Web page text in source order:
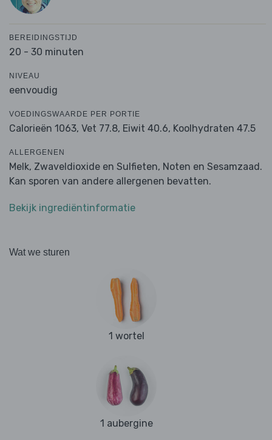
BEREIDINGSTIJD
20 - 30 minuten
NIVEAU
eenvoudig
VOEDINGSWAARDE PER PORTIE
Calorieën 1063, Vet 77.8, Eiwit 40.6, Koolhydraten 47.5
ALLERGENEN
Melk, Zwaveldioxide en Sulfieten, Noten en Sesamzaad.
Kan sporen van andere allergenen bevatten.
Bekijk ingrediëntinformatie
Wat we sturen
1 wortel
1 aubergine